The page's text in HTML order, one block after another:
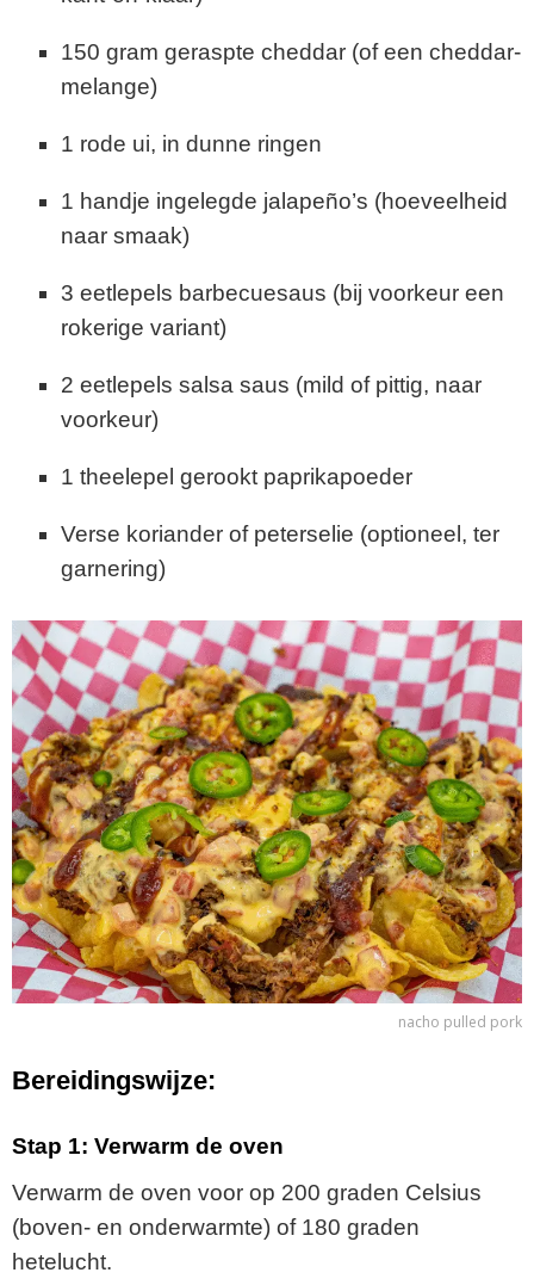
150 gram geraspte cheddar (ofeen cheddar-
melange)
1 rode ui, in dunne ringen
1 handje ingelegde jalapeño’s (hoeveelheid
naar smaak)
3 eetlepels barbecuesaus (bij voorkeur een
rokerige variant)
2 eetlepels salsa saus (mild of pittig, naar
voorkeur)
1 theelepel gerookt paprikapoeder
Verse koriander of peterselie (optioneel, ter
garnering)
nacho pulled pork
Bereidingswijze:
Stap 1: Verwarm de oven
Verwarm de oven voor op 200 graden Celsius
(boven- en onderwarmte) of 180 graden
hetelucht.